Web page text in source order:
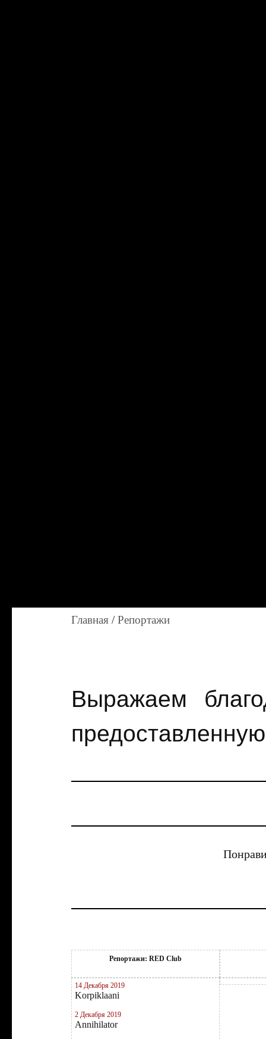
Главная /Репортажи
Выражаем
Репортажи: RED Club
14 Декабря 2019
Korpiklaani
2 Декабря 2019
Annihilator